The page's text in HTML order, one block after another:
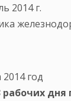
2014 г.
год
рабочих дня